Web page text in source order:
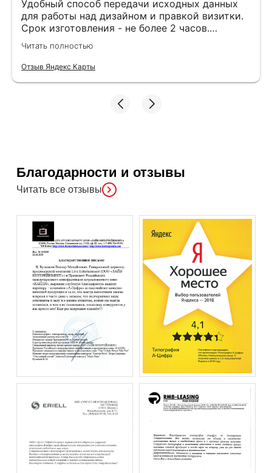
Удобный способ передачи исходных данных
для работы над дизайном и правкой визитки.
Срок изготовления - не более 2 часов.
Специалисты компетентные. Офис находится
в удобном месте, найти не составило труда.
Читать полностью
Отзыв Яндекс Карты
Благодарности и отзывы
Читать все отзывы